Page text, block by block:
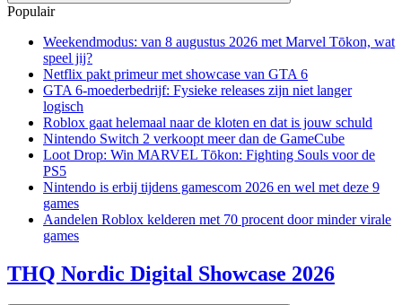
Populair
Weekendmodus: van 8 augustus 2026 met Marvel Tōkon, wat
speel jij?
Netflix pakt primeur met showcase van GTA 6
GTA 6-moederbedrijf: Fysieke releases zijn niet langer
logisch
Roblox gaat helemaal naar de kloten en dat is jouw schuld
Nintendo Switch 2 verkoopt meer dan de GameCube
Loot Drop: Win MARVEL Tōkon: Fighting Souls voor de
PS5
Nintendo is erbij tijdens gamescom 2026 en wel met deze 9
games
Aandelen Roblox kelderen met 70 procent door minder virale
games
THQ Nordic Digital Showcase 2026